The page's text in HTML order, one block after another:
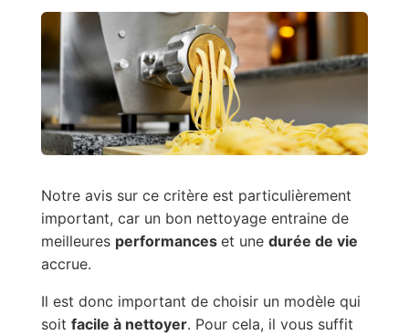
Notre avis sur ce critère est particulièrement
important, car un bon nettoyage entraine de
meilleures performances et une durée de vie
accrue.
Il est donc important de choisir un modèle qui
soit facile à nettoyer. Pour cela, il vous suffit